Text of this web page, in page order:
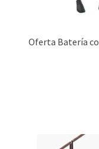
Oferta Batería